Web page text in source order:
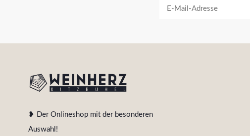
❥ Der Onlineshop mit der besonderen
Auswahl!